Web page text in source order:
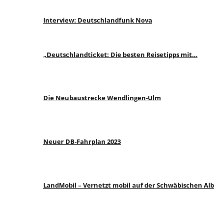
Interview: Deutschlandfunk Nova
„Deutschlandticket: Die besten Reisetipps mit…
Die Neubaustrecke Wendlingen-Ulm
Neuer DB-Fahrplan 2023
LandMobil – Vernetzt mobil auf der Schwäbischen Alb